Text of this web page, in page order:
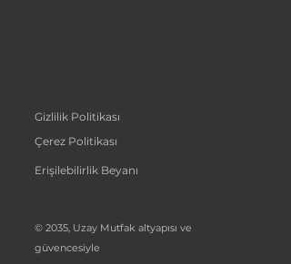
Gizlilik Politikası
Çerez Politikası
Erişilebilirlik Beyanı
© 2035, Uzay Mutfak altyapısı ve
güvencesiyle